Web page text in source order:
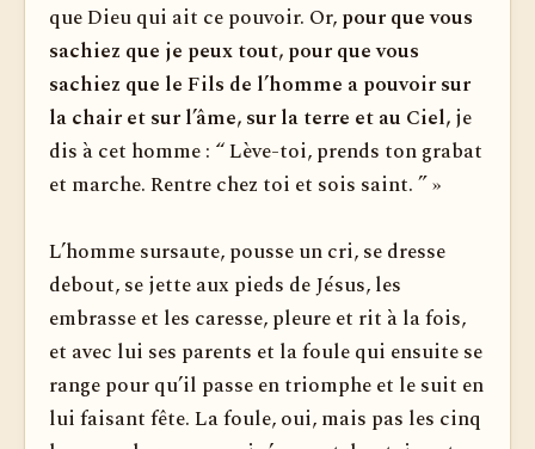
que Dieu qui ait ce pouvoir. Or,pour que vous
sachiez que je peux tout, pour que vous
sachiez que le Fils de l’homme a pouvoir sur
la chair et sur l’âme, sur la terre et au Ciel,je
dis à cet homme : “ Lève-toi, prends ton grabat
et marche. Rentre chez toi et sois saint. ” »
L’homme sursaute, pousse un cri, se dresse
debout, se jette aux pieds de Jésus, les
embrasse et les caresse, pleure et rit à la fois,
et avec lui ses parents et la foule qui ensuite se
range pour qu’il passe en triomphe et le suit en
lui faisant fête. La foule, oui, mais pas les cinq